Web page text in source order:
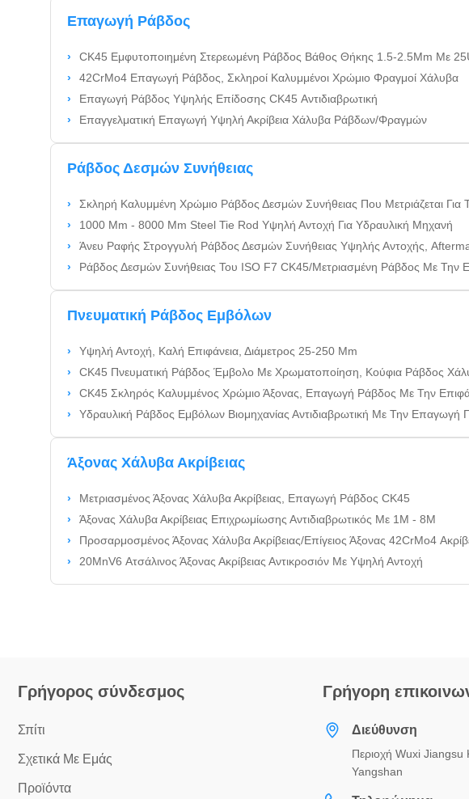
Επαγωγή Ράβδος
CK45 Εμφυτοποιημένη Στερεωμένη Ράβδος Βάθος Θήκης 1.5-2.5Mm Με 25Um
42CrMo4 Επαγωγή Ράβδος, Σκληροί Καλυμμένοι Χρώμιο Φραγμοί Χάλυβα
Επαγωγή Ράβδος Υψηλής Επίδοσης CK45 Αντιδιαβρωτική
Επαγγελματική Επαγωγή Υψηλή Ακρίβεια Χάλυβα Ράβδων/Φραγμών
Ράβδος Δεσμών Συνήθειας
Σκληρή Καλυμμένη Χρώμιο Ράβδος Δεσμών Συνήθειας Που Μετριάζεται Για Τη Βιομηχανία
1000 Mm - 8000 Mm Steel Tie Rod Υψηλή Αντοχή Για Υδραυλική Μηχανή
Άνευ Ραφής Στρογγυλή Ράβδος Δεσμών Συνήθειας Υψηλής Αντοχής, Aftermarket
Ράβδος Δεσμών Συνήθειας Του ISO F7 CK45/Μετριασμένη Ράβδος Με Την
Πνευματική Ράβδος Εμβόλων
Υψηλή Αντοχή, Καλή Επιφάνεια, Διάμετρος 25-250 Mm
CK45 Πνευματική Ράβδος Έμβολο Με Χρωματοποίηση, Κούφια Ράβδος
CK45 Σκληρός Καλυμμένος Χρώμιο Άξονας, Επαγωγή Ράβδος Με Την Επιφάνεια
Υδραυλική Ράβδος Εμβόλων Βιομηχανίας Αντιδιαβρωτική Με Την Επαγωγή
Άξονας Χάλυβα Ακρίβειας
Μετριασμένος Άξονας Χάλυβα Ακρίβειας, Επαγωγή Ράβδος CK45
Άξονας Χάλυβα Ακρίβειας Επιχρωμίωσης Αντιδιαβρωτικός Με 1M - 8M
Προσαρμοσμένος Άξονας Χάλυβα Ακρίβειας/Επίγειος Άξονας 42CrMo4
20MnV6 Ατσάλινος Άξονας Ακρίβειας Αντικροσιόν Με Υψηλή Αντοχή
Γρήγορος σύνδεσμος
Σπίτι
Σχετικά Με Εμάς
Προϊόντα
Γρήγορη
Διεύθυνση
Περιοχή Wuxi Jiangsu
Yangshan